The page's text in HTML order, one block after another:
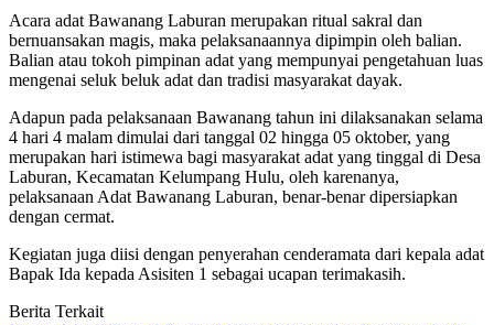
Acara adat Bawanang Laburan merupakan ritual sakral dan
bernuansakan magis, maka pelaksanaannya dipimpin oleh balian.
Balian atau tokoh pimpinan adat yang mempunyai pengetahuan luas
mengenai seluk beluk adat dan tradisi masyarakat dayak.
Adapun pada pelaksanaan Bawanang tahun ini dilaksanakan selama
4 hari 4 malam dimulai dari tanggal 02 hingga 05 oktober, yang
merupakan hari istimewa bagi masyarakat adat yang tinggal di Desa
Laburan, Kecamatan Kelumpang Hulu, oleh karenanya,
pelaksanaan Adat Bawanang Laburan, benar-benar dipersiapkan
dengan cermat.
Kegiatan juga diisi dengan penyerahan cenderamata dari kepala adat
Bapak Ida kepada Asisiten 1 sebagai ucapan terimakasih.
Berita Terkait